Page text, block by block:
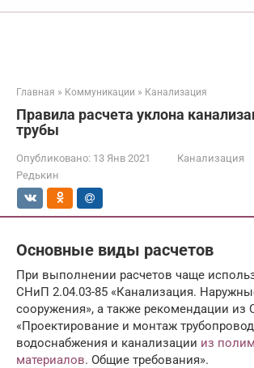
Главная » Коммуникации » Канализация
Правила расчета уклона
трубы
Опубликовано: 13 Янв 2021 Канализация
Редькин
Основные виды расчетов
При выполнении расчетов чаще
СНиП 2.04.03-85 «Канализация.
сооружения», а также рекомендации из
«Проектирование и монтаж
водоснабжения и канализации из
материалов. Общие требования».